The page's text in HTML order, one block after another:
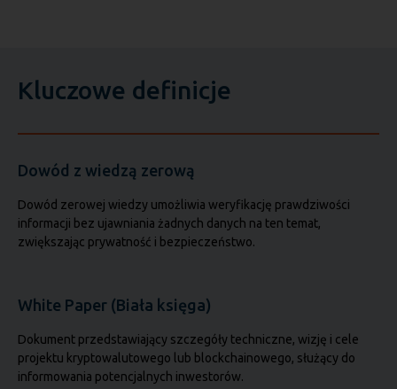
Kluczowe definicje
Dowód z wiedzą zerową
Dowód zerowej wiedzy umożliwia weryfikację prawdziwości
informacji bez ujawniania żadnych danych na ten temat,
zwiększając prywatność i bezpieczeństwo.
White Paper (Biała księga)
Dokument przedstawiający szczegóły techniczne, wizję i cele
projektu kryptowalutowego lub blockchainowego, służący do
informowania potencjalnych inwestorów.